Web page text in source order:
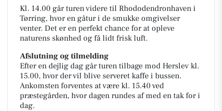
Kl. 14.00 går turen videre til Rhododendronhaven i
Tørring, hvor en gåtur i de smukke omgivelser
venter. Det er en perfekt chance for at opleve
naturens skønhed og få lidt frisk luft.
Afslutning og tilmelding
Efter en dejlig dag går turen tilbage mod Herslev kl.
15.00, hvor der vil blive serveret kaffe i bussen.
Ankomsten forventes at være kl. 15.40 ved
præstegården, hvor dagen rundes af med en tak for i
dag.